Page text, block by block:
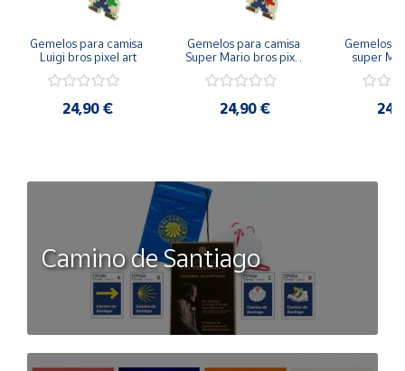
Gemelos para camisa
Luigi bros pixel art
24,90 €
Gemelos para camisa
Super Mario bros pixel
24,90 €
Gemelos
super
Camino de Santiago